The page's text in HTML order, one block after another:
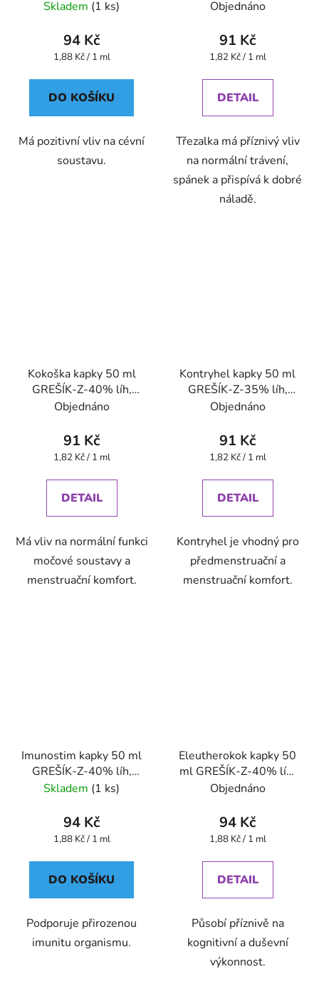
Bylinné kapky
Skladem (1 ks)
94 Kč
Měrná
1,88 Kč / 1 ml
DO KOŠÍKU
Má pozitivní vliv na cévní
soustavu.
Bylinné kapky
Objednáno
91 Kč
Měrná
1,82 Kč / 1 ml
DETAIL
Třezalka má příznivý vliv
na normální trávení,
spánek a přispívá k dobré
náladě.
Kokoška kapky 50 ml
GREŠÍK-Z-40% líh,
Bylinné kapky
Objednáno
91 Kč
Měrná
1,82 Kč / 1 ml
DETAIL
Má vliv na normální funkci
močové soustavy a
menstruační komfort.
Kontryhel kapky 50 ml
GREŠÍK-Z-35% líh,
Bylinné kapky
Objednáno
91 Kč
Měrná
1,82 Kč / 1 ml
DETAIL
Kontryhel je vhodný pro
předmenstruační a
menstruační komfort.
Imunostim kapky 50 ml
GREŠÍK-Z-40% líh,
Devatero bylin kapky
Skladem (1 ks)
94 Kč
Měrná
1,88 Kč / 1 ml
DO KOŠÍKU
Podporuje přirozenou
imunitu organismu.
Eleutherokok kapky 50
ml GREŠÍK-Z-40% líh,
Bylinné kapky
Objednáno
94 Kč
Měrná
1,88 Kč / 1 ml
DETAIL
Působí příznivě na
kognitivní a duševní
výkonnost.